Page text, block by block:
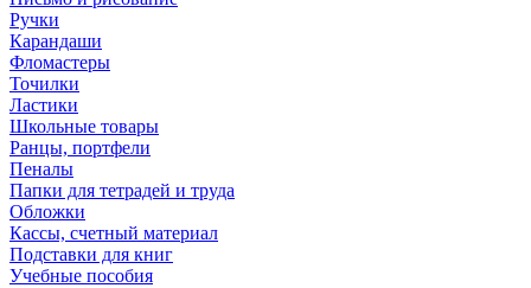
Ручки
Карандаши
Фломастеры
Точилки
Ластики
Школьные товары
Ранцы, портфели
Пеналы
Папки для тетрадей и труда
Обложки
Кассы, счетный материал
Подставки для книг
Учебные пособия